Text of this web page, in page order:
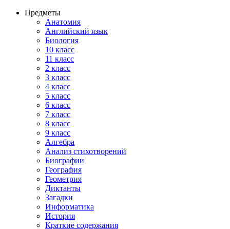
Предметы
Анатомия
Английский язык
Биология
10 класс
11 класс
2 класс
3 класс
4 класс
5 класс
6 класс
7 класс
8 класс
9 класс
Алгебра
Анализ стихотворений
Биографии
География
Геометрия
Диктанты
Загадки
Информатика
История
Краткие содержания